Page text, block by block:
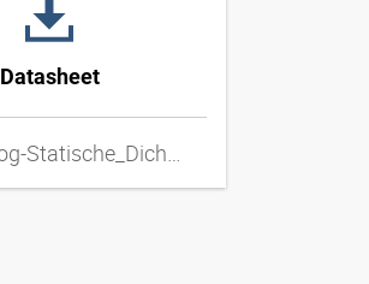
Datasheet
DD_katalog-Statische_Dichtungen_20